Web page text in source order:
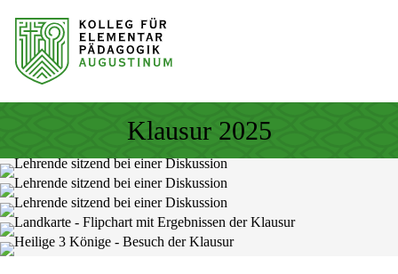
Sprung zum Hauptinhalt
Sprung zur Fusszeile
Klausur 2025